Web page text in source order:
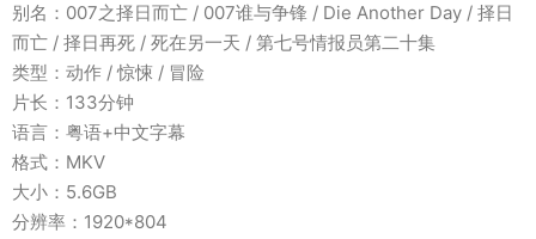
别名：007之择日而亡 / 007谁与争锋 / Die Another Day / 择日
而亡 / 择日再死 / 死在另一天 / 第七号情报员第二十集
类型：动作 / 惊悚 / 冒险
片长：133分钟
语言：粤语+中文字幕
格式：MKV
大小：5.6GB
分辨率：1920*804